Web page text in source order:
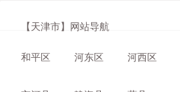
【天津市】网站导航
和平区 河东区 河西区